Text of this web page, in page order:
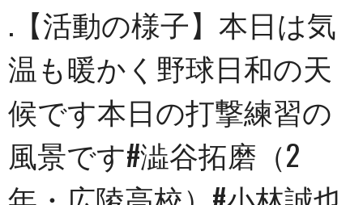
.【活動の様子】本日は気
温も暖かく野球日和の天
候です️本日の打撃練習の
風景です️#澁谷拓磨（2